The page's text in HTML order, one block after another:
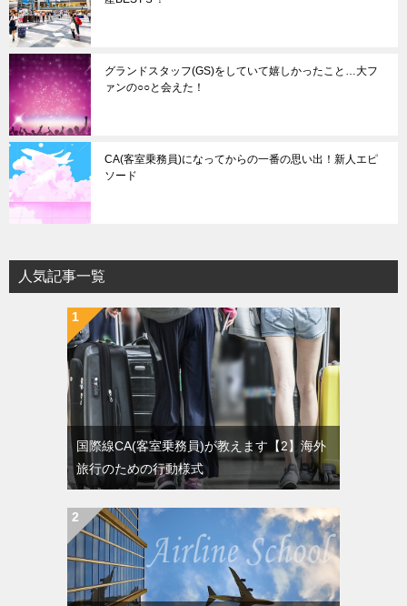
グランドスタッフ(GS)をしていて嬉しかったこと…大フ
ァンの○○と会えた！
CA(客室乗務員)になってからの一番の思い出！新人エピ
ソード
人気記事一覧
国際線CA(客室乗務員)が教えます【2】海外
旅行のための行動様式